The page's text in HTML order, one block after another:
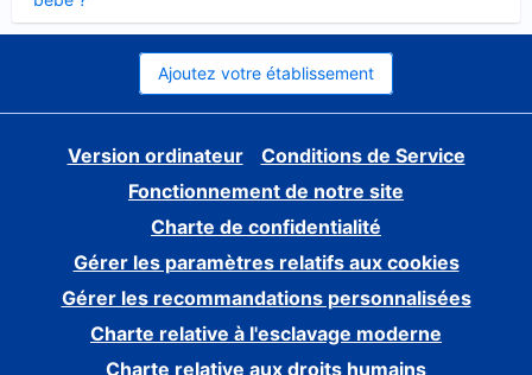
Ajoutez votre établissement
Version ordinateur
Conditions de Service
Fonctionnement de notre site
Charte de confidentialité
Gérer les paramètres relatifs aux cookies
Gérer les recommandations personnalisées
Charte relative à l'esclavage moderne
Charte relative aux droits humains